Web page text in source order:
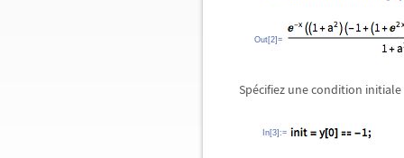
Out[2]=
Spécifiez une condition
In[3]:=